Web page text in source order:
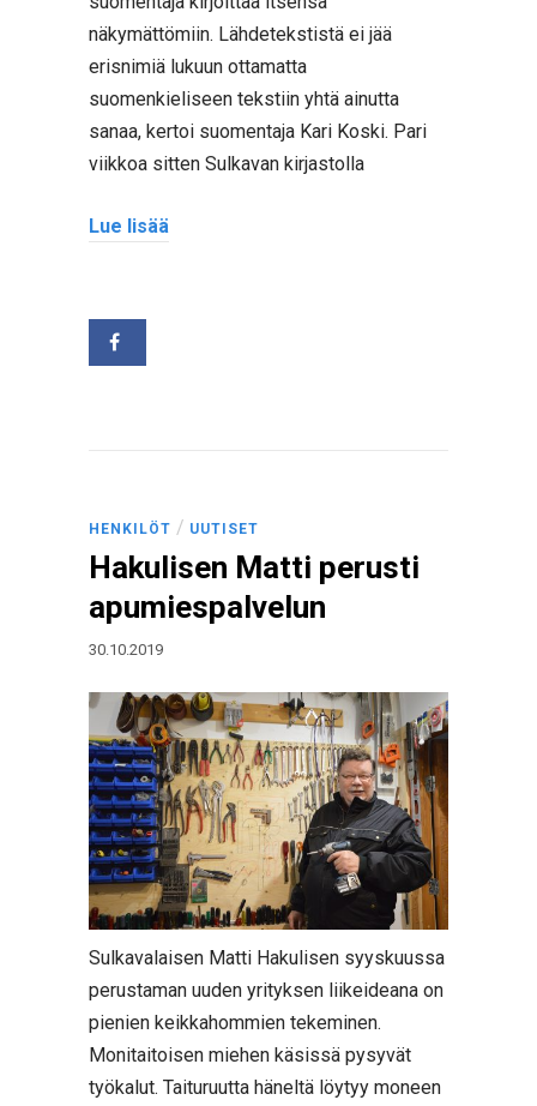
näkymättömiin. Lähdetekstistä ei jää
erisnimiä lukuun ottamatta
suomenkieliseen tekstiin yhtä ainutta
sanaa, kertoi suomentaja Kari Koski. Pari
viikkoa sitten Sulkavan kirjastolla
Lue lisää
HENKILÖT / UUTISET
Hakulisen Matti perusti
apumiespalvelun
30.10.2019
Sulkavalaisen Matti Hakulisen syyskuussa
perustaman uuden yrityksen liikeideana on
pienien keikkahommien tekeminen.
Monitaitoisen miehen käsissä pysyvät
työkalut. Taituruutta häneltä löytyy moneen